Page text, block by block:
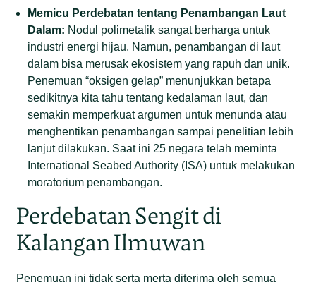
Memicu Perdebatan tentang Penambangan Laut
Dalam: Nodul polimetalik sangat berharga untuk
industri energi hijau. Namun, penambangan di laut
dalam bisa merusak ekosistem yang rapuh dan unik.
Penemuan “oksigen gelap” menunjukkan betapa
sedikitnya kita tahu tentang kedalaman laut, dan
semakin memperkuat argumen untuk menunda atau
menghentikan penambangan sampai penelitian lebih
lanjut dilakukan. Saat ini 25 negara telah meminta
International Seabed Authority (ISA) untuk melakukan
moratorium penambangan.
Perdebatan Sengit di
Kalangan Ilmuwan
Penemuan ini tidak serta merta diterima oleh semua